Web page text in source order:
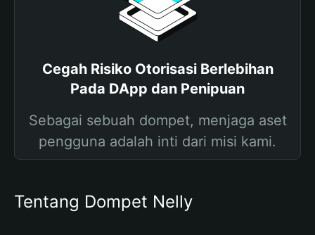
Cegah Risiko Otorisasi Berlebihan
Pada DApp dan Penipuan
Sebagai sebuah dompet, menjaga aset
pengguna adalah inti dari misi kami.
Tentang Dompet Nelly